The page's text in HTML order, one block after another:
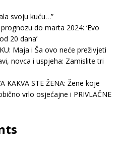
svoju kuću…”
do marta 2024: ‘Evo
20 dana’
Maja i Ša ovo neće preživjeti
novca i uspjeha: Zamislite tri
KAKVA STE ŽENA: Žene koje
vrlo osjećajne i PRIVLAČNE